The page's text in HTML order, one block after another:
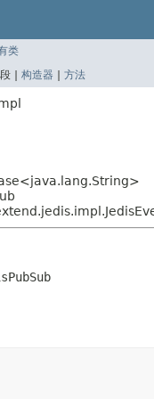
类
| 构造器 | 方法